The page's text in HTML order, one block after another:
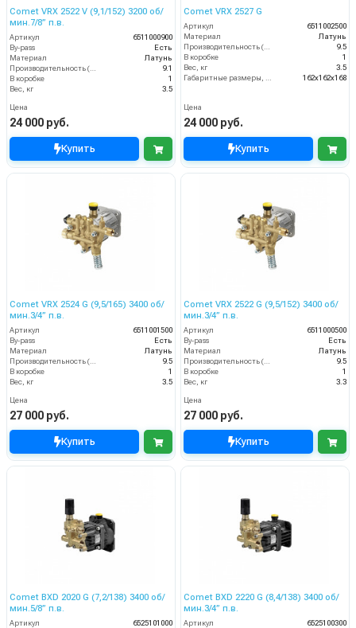
Comet VRX 2522 V (9,1/152) 3200 об/
мин.7/8” п.в.
Артикул
6511000900
By-pass
Есть
Материал
Латунь
Производительность (л/мин)
9.1
В коробке
1
Вес, кг
3.5
Цена
24 000 руб.
Купить
Comet VRX 2527 G
Артикул
6511002500
Материал
Латунь
Производительность (л/мин)
9.5
В коробке
1
Вес, кг
3.5
Габаритные размеры, мм
162x162x168
Цена
24 000 руб.
Купить
Comet VRX 2524 G (9,5/165) 3400 об/
мин.3/4” п.в.
Артикул
6511001500
By-pass
Есть
Материал
Латунь
Производительность (л/мин)
9.5
В коробке
1
Вес, кг
3.5
Цена
27 000 руб.
Купить
Comet VRX 2522 G (9,5/152) 3400 об/
мин.3/4” п.в.
Артикул
6511000500
By-pass
Есть
Материал
Латунь
Производительность (л/мин)
9.5
В коробке
1
Вес, кг
3.3
Цена
27 000 руб.
Купить
Comet BXD 2020 G (7,2/138) 3400 об/
мин.5/8” п.в.
Артикул
6525101000
Comet BXD 2220 G (8,4/138) 3400 об/
мин.3/4” п.в.
Артикул
6525100300